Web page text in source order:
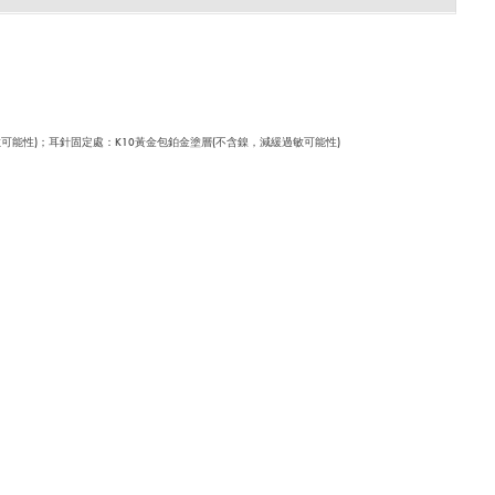
能性)；耳針固定處：K10黃金包鉑金塗層(不含鎳，減緩過敏可能性)